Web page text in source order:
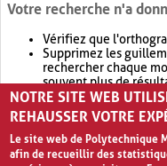
Votre recherche n'a
Vérifiez que
Supprimez les
rechercher chaque
souvent plus de
Envisagez d'élargir
retournera souvent
NOTRE SITE WEB
REHAUSSER VOTRE
Le site web de Polytechnique
afin de recueillir des